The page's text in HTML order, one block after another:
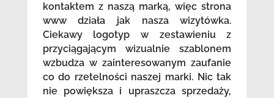
kontaktem z naszą marką, więc strona
www działa jak nasza wizytówka.
Ciekawy logotyp w zestawieniu z
przyciągającym wizualnie szablonem
wzbudza w zainteresowanym zaufanie
co do rzetelności naszej marki. Nic tak
nie powiększa i upraszcza sprzedaży,